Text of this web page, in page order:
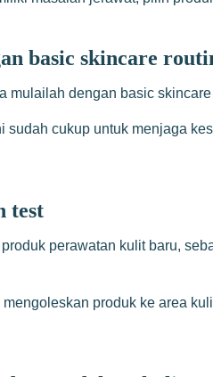
basic skincare
mulailah dengan basic
sudah cukup untuk menjaga
test
perawatan kulit baru,
produk ke area